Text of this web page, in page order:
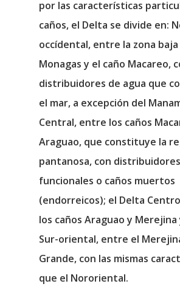
por las características
caños, el Delta se divide en:
occídental, entre la zona baja
Monagas y el caño Macareo,
distribuidores de agua que
el mar, a excepción del
Central, entre los caños
Araguao, que constituye la
pantanosa, con
funcionales o caños muertos
(endorreicos); el Delta
los caños Araguao y
Sur-oriental, entre el
Grande, con las mismas
que el Nororiental.